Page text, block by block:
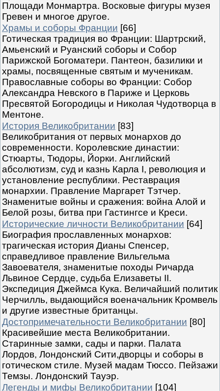
Площади Монмартра. Восковые фигуры музея
Гревен и многое другое.
Храмы и соборы Франции [66]
Готическая традиция во Франции: Шартрский,
Амьенский и Руанский соборы и Собор
Парижской Богоматери. Пантеон, базилики и
храмы, посвященные святым и мученикам.
Православные соборы во Франции: Собор
Александра Невского в Париже и Церковь
Пресвятой Богородицы и Николая Чудотворца в
Ментоне.
История Великобритании [83]
Великобритания от первых монархов до
современности. Королевские династии:
Стюарты, Тюдоры, Йорки. Английский
абсолютизм, суд и казнь Карла I, революция и
установление республики. Реставрация
монархии. Правление Маргарет Тэтчер.
Знаменитые войны и сражения: война Алой и
Белой розы, битва при Гастингсе и Креси.
Исторические личности Великобритании [64]
Биография прославленных монархов:
трагическая история Дианы Спенсер,
справедливое правление Вильгельма
Завоевателя, знаменитые походы Ричарда
Львиное Сердце, судьба Елизаветы II.
Экспедиция Джеймса Кука. Величайший политик
Черчилль, выдающийся военачальник Кромвель
и другие известные британцы.
Достопримечательности Великобритании [80]
Красивейшие места Великобритании.
Старинные замки, сады и парки. Палата
Лордов, Лондонский Сити,дворцы и соборы в
готическом стиле. Музей мадам Тюссо. Пейзажи
Темзы. Лондонский Тауэр.
Легенды и мифы Великобритании [104]